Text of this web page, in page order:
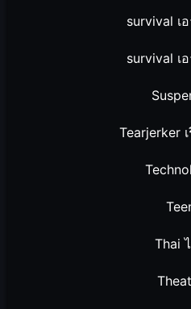
survival เ
survival เ
Tearjerker
Thai